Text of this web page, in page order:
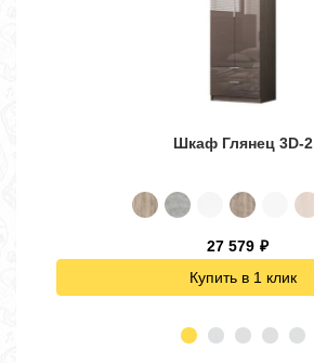
Шкаф Глянец 3D-2
27 579 ₽
Купить в 1 клик